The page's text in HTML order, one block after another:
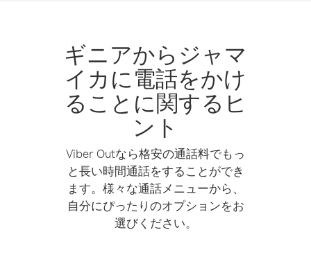
ギニアからジャマ
イカに電話をかけ
ることに関するヒ
ント
Viber Outなら格安の通話料でもっ
と長い時間通話をすることができ
ます。様々な通話メニューから、
自分にぴったりのオプションをお
選びください。